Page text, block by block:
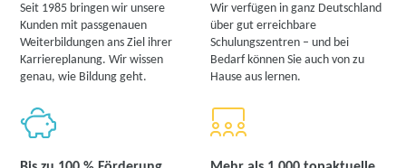
Seit 1985 bringen wir unsere
Kunden mit passgenauen
Weiterbildungen ans Ziel ihrer
Karriereplanung. Wir wissen
genau, wie Bildung geht.
Wir verfügen in ganz Deutschland
über gut erreichbare
Schulungszentren – und bei
Bedarf können Sie auch von zu
Hause aus lernen.